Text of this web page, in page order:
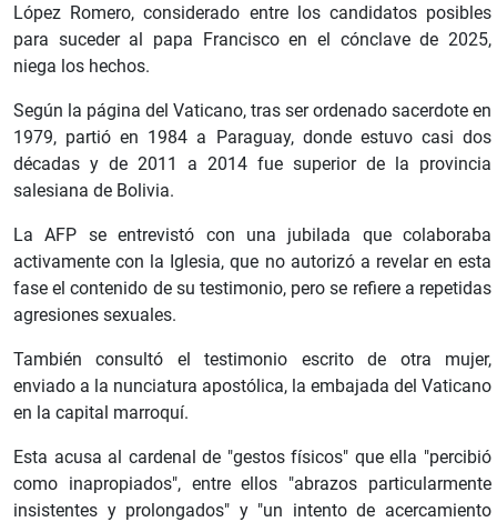
López Romero, considerado entre los candidatos posibles
para suceder al papa Francisco en el cónclave de 2025,
niega los hechos.
Según la página del Vaticano, tras ser ordenado sacerdote en
1979, partió en 1984 a Paraguay, donde estuvo casi dos
décadas y de 2011 a 2014 fue superior de la provincia
salesiana de Bolivia.
La AFP se entrevistó con una jubilada que colaboraba
activamente con la Iglesia, que no autorizó a revelar en esta
fase el contenido de su testimonio, pero se refiere a repetidas
agresiones sexuales.
También consultó el testimonio escrito de otra mujer,
enviado a la nunciatura apostólica, la embajada del Vaticano
en la capital marroquí.
Esta acusa al cardenal de "gestos físicos" que ella "percibió
como inapropiados", entre ellos "abrazos particularmente
insistentes y prolongados" y "un intento de acercamiento